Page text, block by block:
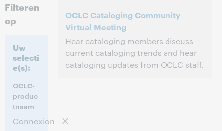
Filteren
op
Uw
selecti
e(s):
OCLC-
produc
tnaam
Connexion
OCLC Cataloging Community
Virtual Meeting
Hear cataloging members discuss
current cataloging trends and hear
cataloging updates from OCLC staff.